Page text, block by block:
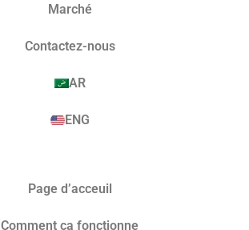
Marché​
Contactez-nous
AR
ENG
Page d’acceuil
Comment ça fonctionne